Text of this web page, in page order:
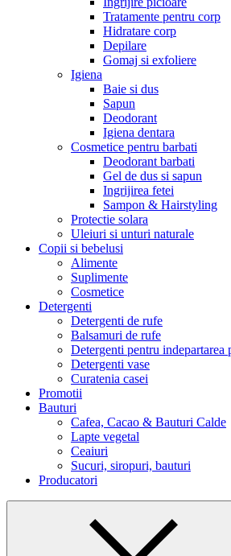
Tratamente pentru corp
Hidratare corp
Depilare
Gomaj si exfoliere
Igiena
Baie si dus
Sapun
Deodorant
Igiena dentara
Cosmetice pentru barbati
Deodorant barbati
Gel de dus si sapun
Ingrijirea fetei
Sampon & Hairstyling
Protectie solara
Uleiuri si unturi naturale
Copii si bebelusi
Alimente
Suplimente
Cosmetice
Detergenti
Detergenti de rufe
Balsamuri de rufe
Detergenti pentru indepartarea
Detergenti vase
Curatenia casei
Promotii
Bauturi
Cafea, Cacao & Bauturi Calde
Lapte vegetal
Ceaiuri
Sucuri, siropuri, bauturi
Producatori